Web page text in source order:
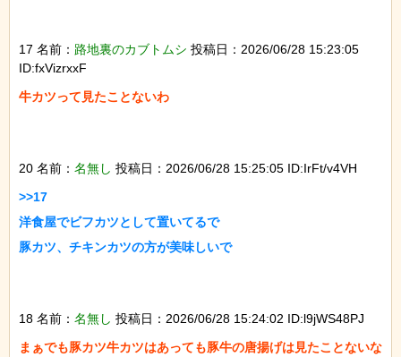
17 名前： 路地裏のカブトムシ 投稿日：2026/06/28 15:23:05
ID:fxVizrxxF
牛カツって見たことないわ
20 名前： 名無し 投稿日：2026/06/28 15:25:05 ID:IrFt/v4VH
>>17
洋食屋でビフカツとして置いてるで
豚カツ、チキンカツの方が美味しいで
18 名前： 名無し 投稿日：2026/06/28 15:24:02 ID:l9jWS48PJ
まぁでも豚カツ牛カツはあっても豚牛の唐揚げは見たことないな